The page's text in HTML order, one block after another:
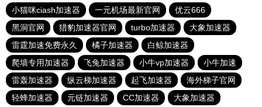
小猫咪ciash加速器
一元机场最新官网
优云666
黑洞官网
猎豹加速器官网 turbo加速器
大象加速器
雷霆加速免费永久
橘子加速器
白鲸加速器
爬墙专用加速器
飞兔加速器 小牛vp加速器
小牛加速
雷轰加速器
纵云梯加速器 起飞加速器
海外梯子官网
轻蜂加速器
元链加速器 CC加速器 大象加速器